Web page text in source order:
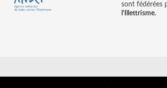
sont fédérées
l’Illettrisme.